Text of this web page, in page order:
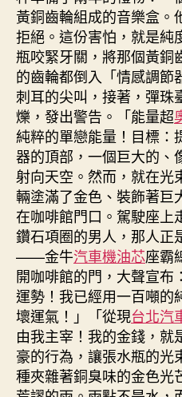
黃銅齒輪組成的音樂盒。
拒絕。這份害怕，就是純
瓶咬緊牙關，將那個黃銅
的齒輪都倒入「情感調節
刺耳的尖叫，接著，彈珠
爍，發出警告。「能量超
純粹的單戀能量！目標：
器的頂部，一個巨大的、
射向天空。然而，就在光
輛塗滿了金色、裝飾著巨
在咖啡館門口。駕駛座上
鑽石項圈的男人，那人正
——金牛汽車機油芯座霸
開咖啡館的門，大聲宣布
運勢！我已經用一百噸的
壞運氣！」「從現台北汽
由我主宰！我的金錢，就
豪的行為，讓張水瓶的光
種夾雜著銅臭味的金色光